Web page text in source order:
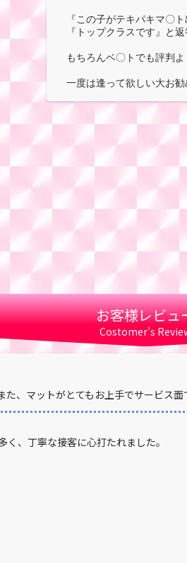
『この子がテキパキマ〇
『トップクラスです』と
もちろんベ〇トでも評判
一度は逢って欲しい大お勧
お客様レビュ
Costomer's
、マットがとてもお上手でサービス
、丁寧な接客に心打たれました。